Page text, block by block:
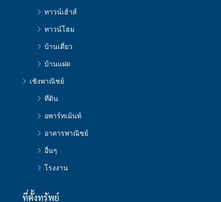
ทาวน์เฮ้าส์
ทาวน์โฮม
บ้านเดี่ยว
บ้านแฝด
เชิงพาณิชย์
ที่ดิน
อพาร์ทเม้นท์
อาคารพาณิชย์
อื่นๆ
โรงงาน
ที่ตั้งทรัพย์